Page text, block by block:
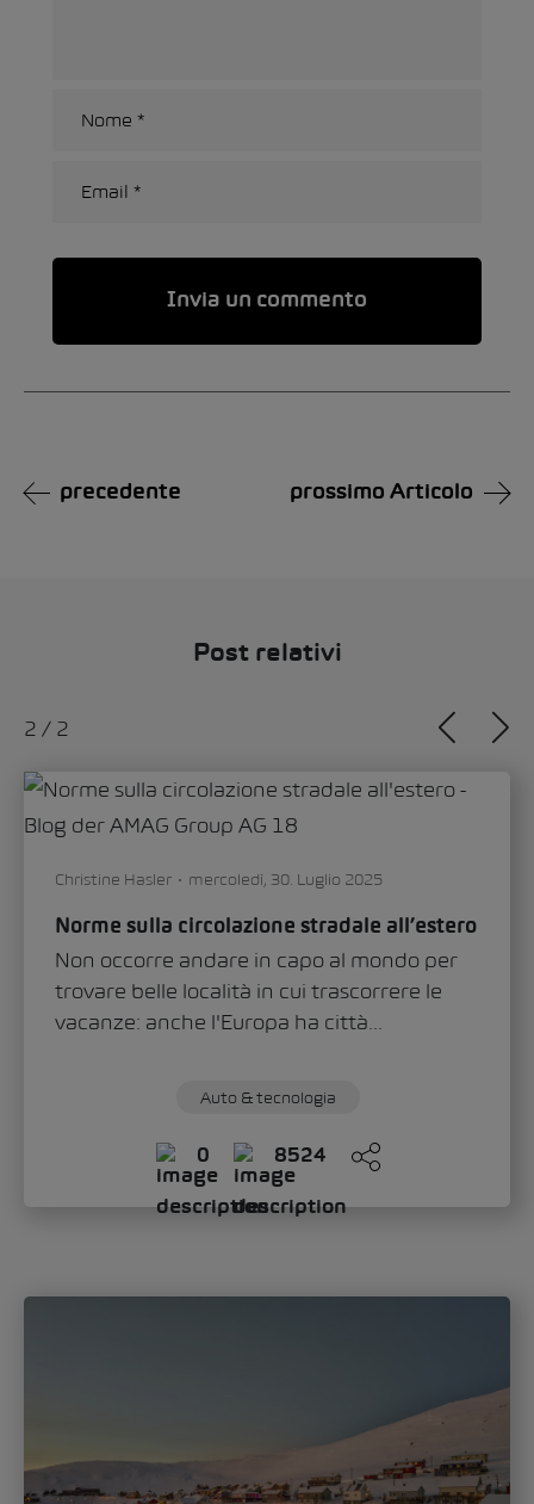
precedente prossimo Articolo
Post relativi
1 / 2
«Modern Solid»: ecco come lo Škoda Epiq
definisce il nuovo volto del marchio
0 223